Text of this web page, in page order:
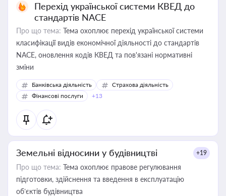
Перехід української системи КВЕД до
стандартів NACE
Про що тема: Тема охоплює перехід української системи
класифікації видів економічної діяльності до стандартів
NACE, оновлення кодів КВЕД та пов'язані нормативні
зміни
Банківська діяльність
Страхова діяльність
Фінансові послуги
+13
Земельні відносини у будівництві +19
Про що тема: Тема охоплює правове регулювання
підготовки, здійснення та введення в експлуатацію
об’єктів будівництва